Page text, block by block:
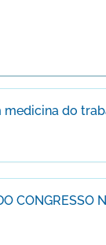
do
CONGRESSO